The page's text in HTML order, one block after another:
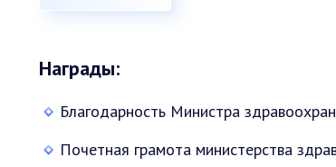
Награды:
Благодарность Министра
Почетная грамота министерства